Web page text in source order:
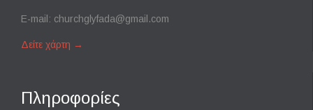
E-mail: churchglyfada@gmail.com
Δείτε χάρτη →
Πληροφορίες